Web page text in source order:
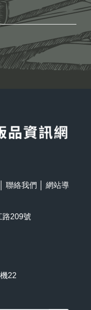
聯絡我們
網站導
路209號
22